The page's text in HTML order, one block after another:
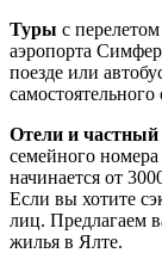
Туры с
аэропорта
поезде или
Отели и частный
семейного номера
начинается от
Если вы хотите
лиц. Предлагаем
жилья в Ялте.